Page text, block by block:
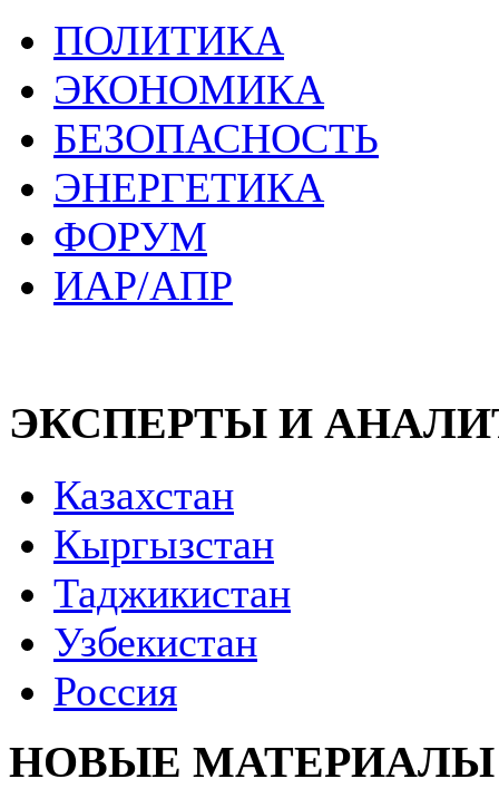
ПОЛИТИКА
ЭКОНОМИКА
БЕЗОПАСНОСТЬ
ЭНЕРГЕТИКА
ФОРУМ
ИАР/АПР
ЭКСПЕРТЫ И
Казахстан
Кыргызстан
Таджикистан
Узбекистан
Россия
НОВЫЕ МАТЕРИАЛЫ